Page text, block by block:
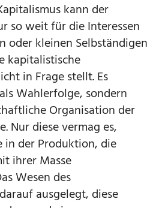
kann der
so weit für die Interessen
oder kleinen Selbständigen
kapitalistische
in Frage stellt. Es
Wahlerfolge, sondern
Organisation der
Nur diese vermag es,
in der Produktion, die
ihrer Masse
Wesen des
ausgelegt, diese